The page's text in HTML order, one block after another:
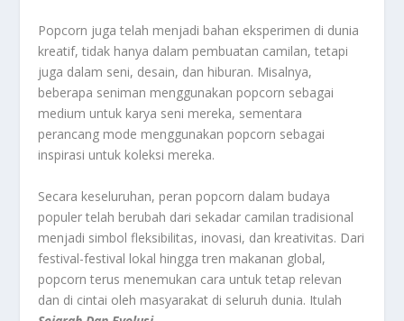
Popcorn juga telah menjadi bahan eksperimen di dunia
kreatif, tidak hanya dalam pembuatan camilan, tetapi
juga dalam seni, desain, dan hiburan. Misalnya,
beberapa seniman menggunakan popcorn sebagai
medium untuk karya seni mereka, sementara
perancang mode menggunakan popcorn sebagai
inspirasi untuk koleksi mereka.
Secara keseluruhan, peran popcorn dalam budaya
populer telah berubah dari sekadar camilan tradisional
menjadi simbol fleksibilitas, inovasi, dan kreativitas. Dari
festival-festival lokal hingga tren makanan global,
popcorn terus menemukan cara untuk tetap relevan
dan di cintai oleh masyarakat di seluruh dunia. Itulah